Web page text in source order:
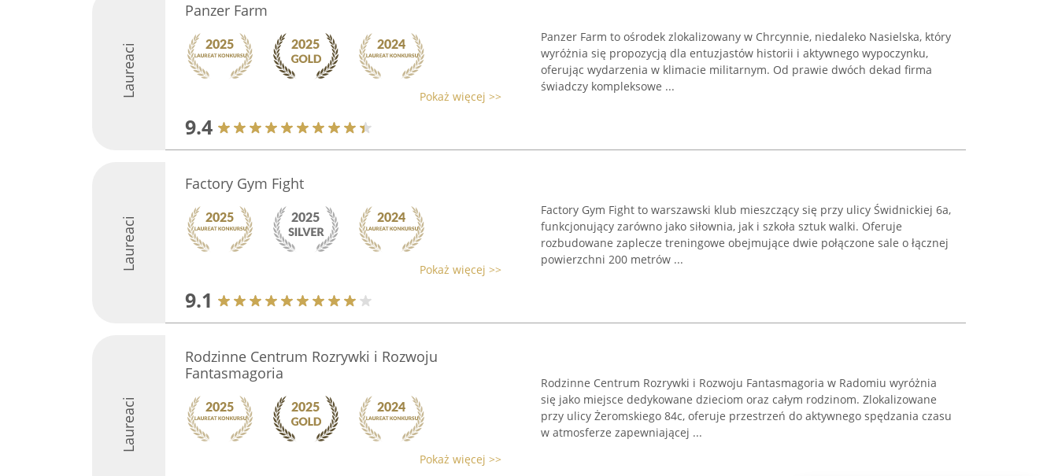
Laureaci
Panzer Farm
Pokaż więcej >>
9.4
Panzer Farm to ośrodek zlokalizowany w Chrcynnie, niedaleko Nasielska, który
wyróżnia się propozycją dla entuzjastów historii i aktywnego wypoczynku,
oferując wydarzenia w klimacie militarnym. Od prawie dwóch dekad firma
świadczy kompleksowe ...
Laureaci
Factory Gym Fight
Pokaż więcej >>
9.1
Factory Gym Fight to warszawski klub mieszczący się przy ulicy Świdnickiej 6a,
funkcjonujący zarówno jako siłownia, jak i szkoła sztuk walki. Oferuje
rozbudowane zaplecze treningowe obejmujące dwie połączone sale o łącznej
powierzchni 200 metrów ...
Laureaci
Rodzinne Centrum Rozrywki i Rozwoju
Fantasmagoria
Pokaż więcej >>
Rodzinne Centrum Rozrywki i Rozwoju Fantasmagoria w Radomiu wyróżnia
się jako miejsce dedykowane dzieciom oraz całym rodzinom. Zlokalizowane
przy ulicy Żeromskiego 84c, oferuje przestrzeń do aktywnego spędzania czasu
w atmosferze zapewniającej ...